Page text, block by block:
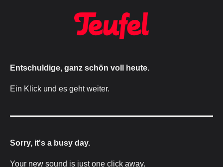
Entschuldige, ganz schön voll heute.
Ein Klick und es geht weiter.
Sorry, it's a busy day.
Your new sound is just one click away.